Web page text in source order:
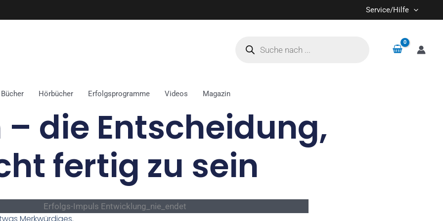
Service/Hilfe
search
Bücher Hörbücher Erfolgsprogramme Videos Magazin
– die Entscheidung,
fertig zu sein